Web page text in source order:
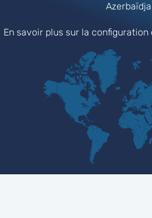
En savoir plus sur la